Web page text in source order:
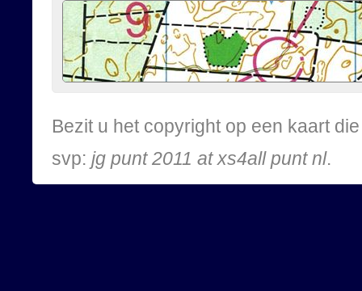
Bezit u het copyright op een kaart
svp: jg punt 2011 at xs4all punt nl.